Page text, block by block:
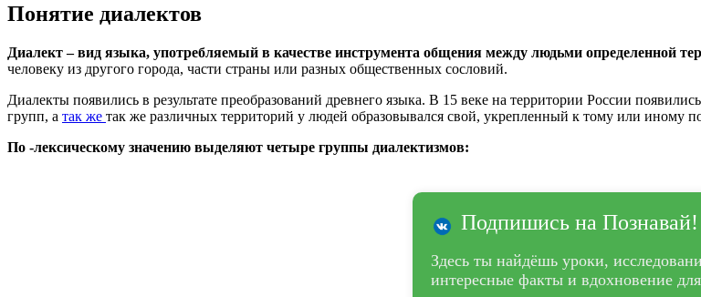
Понятие диалектов
Диалект – вид языка, употребляемый в качестве инструмента общения между людьми определенной
человеку из другого города, части страны или разных общественных сословий.
Диалекты появились в результате преобразований древнего языка. В 15 веке на территории России
групп, а так же так же различных территорий у людей образовывался свой, укрепленный к тому или иному
По -лексическому значению выделяют четыре группы диалектизмов:
Подпишись на Познавай!
Здесь ты найдёшь уроки,
интересные факты и вдохновение для